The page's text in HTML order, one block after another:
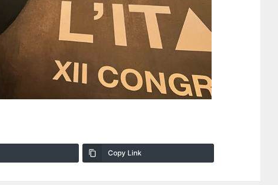
Copy Link